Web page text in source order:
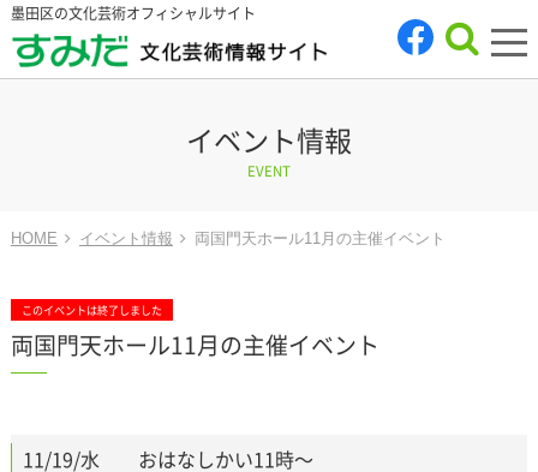
墨田区の文化芸術オフィシャルサイト
イベント情報
EVENT
HOME イベント情報 両国門天ホール11月の主催イベント
このイベントは終了しました
両国門天ホール11月の主催イベント
11/19/水 おはなしかい11時～